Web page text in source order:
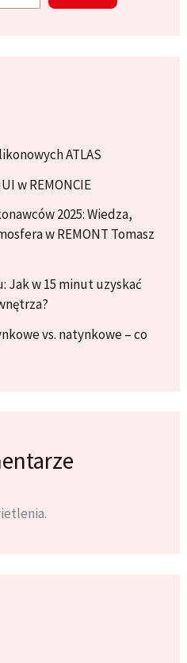
ATLAS
w REMONCIE
2025: Wiedza,
w REMONT Tomasz
Jak w 15 minut uzyskać
vs. natynkowe – co